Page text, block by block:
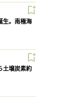
生。南極海
土壌炭素約